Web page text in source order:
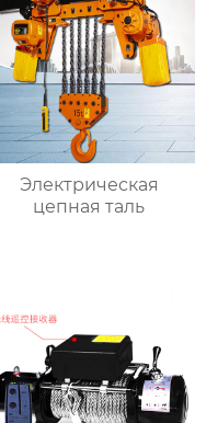
Электрическая
цепная таль